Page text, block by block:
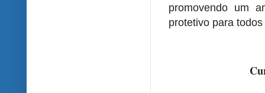
promovendo um
protetivo para